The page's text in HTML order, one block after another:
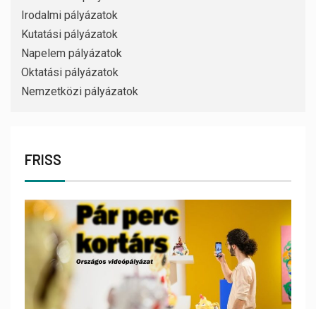
Irodalmi pályázatok
Kutatási pályázatok
Napelem pályázatok
Oktatási pályázatok
Nemzetközi pályázatok
FRISS